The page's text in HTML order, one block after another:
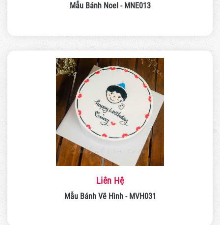
Mẫu Bánh Noel - MNE013
Liên Hệ
Mẫu Bánh Vẽ Hình - MVH031